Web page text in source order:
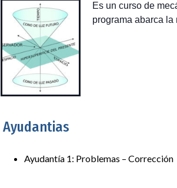
Es un curso de
programa abarca
Ayudantias
Ayudantía 1: Problemas – Corrección